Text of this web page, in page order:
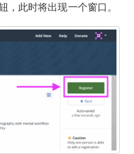
，此时将出现一个窗口。